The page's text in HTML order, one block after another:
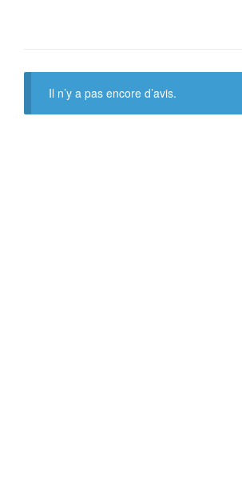
Il n’y a pas encore d’avis.